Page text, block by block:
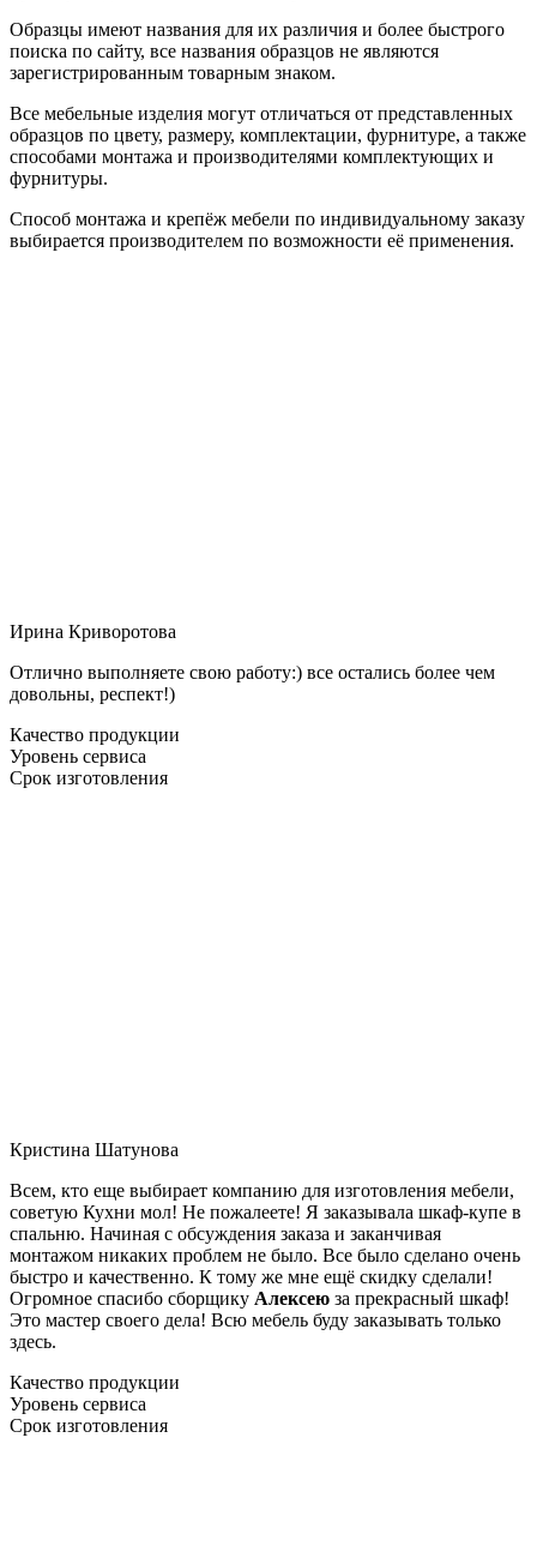
Образцы имеют названия для их различия и более быстрого
поиска по сайту, все названия образцов не являются
зарегистрированным товарным знаком.
Все мебельные изделия могут отличаться от представленных
образцов по цвету, размеру, комплектации, фурнитуре, а также
способами монтажа и производителями комплектующих и
фурнитуры.
Способ монтажа и крепёж мебели по индивидуальному заказу
выбирается производителем по возможности её применения.
Ирина Криворотова
Отлично выполняете свою работу:) все остались более чем
довольны, респект!)
Качество продукции
Уровень сервиса
Срок изготовления
Кристина Шатунова
Всем, кто еще выбирает компанию для изготовления мебели,
советую Кухни мол! Не пожалеете! Я заказывала шкаф-купе в
спальню. Начиная с обсуждения заказа и заканчивая
монтажом никаких проблем не было. Все было сделано очень
быстро и качественно. К тому же мне ещё скидку сделали!
Огромное спасибо сборщику Алексею за прекрасный шкаф!
Это мастер своего дела! Всю мебель буду заказывать только
здесь.
Качество продукции
Уровень сервиса
Срок изготовления